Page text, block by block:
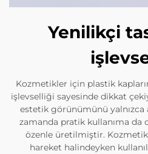
Yenilikçi
Kozmetikler için plastik
işlevselliği sayesinde dikkat
estetik görünümünü yalnızca
zamanda pratik kullanıma da
özenle üretilmiştir.
hareket halindeyken